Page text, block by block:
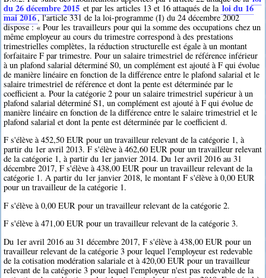
du 26 décembre 2015 et par les articles 13 et 16 attaqués de la loi du 16
mai 2016, l'article 331 de la loi-programme (I) du 24 décembre 2002
dispose : « Pour les travailleurs pour qui la somme des occupations chez un
même employeur au cours du trimestre correspond à des prestations
trimestrielles complètes, la réduction structurelle est égale à un montant
forfaitaire F par trimestre. Pour un salaire trimestriel de référence inférieur
à un plafond salarial déterminé S0, un complément est ajouté à F qui évolue
de manière linéaire en fonction de la différence entre le plafond salarial et le
salaire trimestriel de référence et dont la pente est déterminée par le
coefficient a. Pour la catégorie 2 pour un salaire trimestriel supérieur à un
plafond salarial déterminé S1, un complément est ajouté à F qui évolue de
manière linéaire en fonction de la différence entre le salaire trimestriel et le
plafond salarial et dont la pente est déterminée par le coefficient d.
F s'élève à 452,50 EUR pour un travailleur relevant de la catégorie 1, à
partir du 1er avril 2013. F s'élève à 462,60 EUR pour un travailleur relevant
de la catégorie 1, à partir du 1er janvier 2014. Du 1er avril 2016 au 31
décembre 2017, F s'élève à 438,00 EUR pour un travailleur relevant de la
catégorie 1. A partir du 1er janvier 2018, le montant F s'élève à 0,00 EUR
pour un travailleur de la catégorie 1.
F s'élève à 0,00 EUR pour un travailleur relevant de la catégorie 2.
F s'élève à 471,00 EUR pour un travailleur relevant de la catégorie 3.
Du 1er avril 2016 au 31 décembre 2017, F s'élève à 438,00 EUR pour un
travailleur relevant de la catégorie 3 pour lequel l'employeur est redevable
de la cotisation modération salariale et à 420,00 EUR pour un travailleur
relevant de la catégorie 3 pour lequel l'employeur n'est pas redevable de la